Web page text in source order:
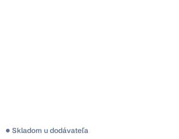
Skladom u dodávateľa